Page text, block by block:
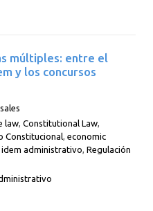
múltiples: entre el
y los concursos
law,Constitutional Law,
Constitucional,economic
idem administrativo,Regulación